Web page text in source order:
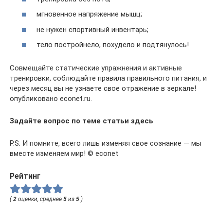
мгновенное напряжение мышц;
не нужен спортивный инвентарь;
тело постройнело, похудело и подтянулось!
Совмещайте статические упражнения и активные
тренировки, соблюдайте правила правильного питания, и
через месяц вы не узнаете свое отражение в зеркале!
опубликовано econet.ru.
Задайте вопрос по теме статьи здесь
P.S. И помните, всего лишь изменяя свое сознание — мы
вместе изменяем мир! © econet
Рейтинг
(2 оценки, среднее 5 из 5 )